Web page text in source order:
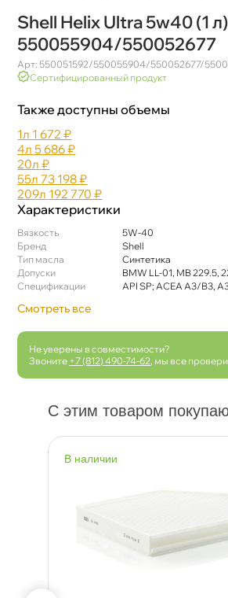
Shell Helix Ultra 5w40 (1 л)
550055904/550052677
Арт: 550051592/550055904/550052677/
Сертифицированный продукт
Также доступны объемы
1л 1 672 ₽
4л 5 686 ₽
20л ₽
55л 73 198 ₽
209л 192 770 ₽
Характеристики
язкость
5W-40
Бренд
Shell
Тип масла
Синтетика
Допуски
BMW LL-01, MB 229.5,
Спецификации
API SP; ACEA A3/B3,
Смотреть все
Не уверены в совместимости?
Звоните +7 (812) 490-74-62 , мы все
С этим товаром
наличии